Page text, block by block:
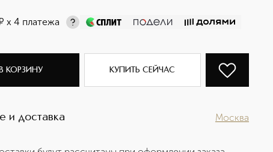
х 4 платежа
В КОРЗИНУ КУПИТЬ СЕЙЧАС
и доставка Москва